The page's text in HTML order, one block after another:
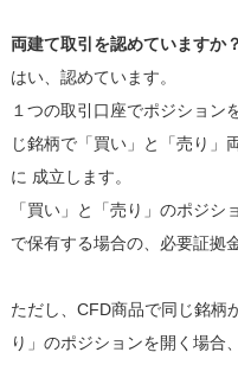
両建て取引を認めていますか？
はい、認めています。
１つの取引口座でポジション
じ銘柄で「買い」と「売り」
に 成立します。
「買い」と「売り」のポジ
で保有する場合の、必要証拠
ただし、CFD商品で同じ銘柄
り」のポジションを開く場合